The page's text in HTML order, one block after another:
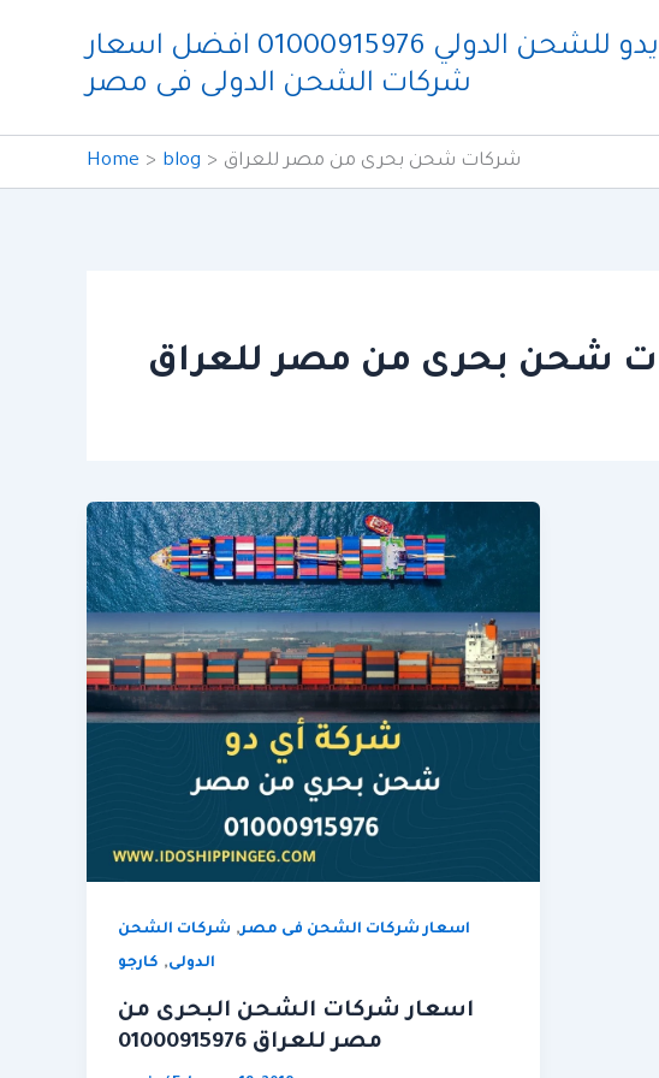
شركة ايدو للشحن الدولي 01000915976 افضل اسعار
شركات الشحن الدولى فى مصر
Home blog شركات شحن بحرى من مصر للعراق
شحن بحرى من مصر للعراق
اسعار شركات الشحن فى مصر, شركات الشحن
الدولى, كارجو
اسعار شركات الشحن البحرى من
مصر للعراق 01000915976